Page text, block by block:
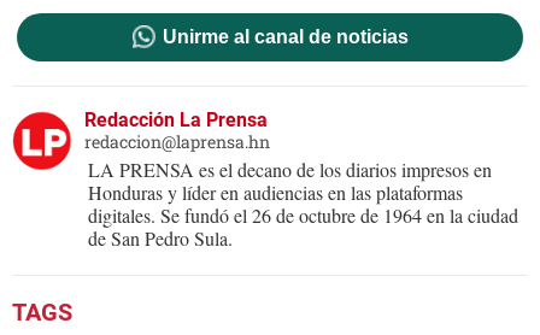
Unirme al canal de noticias
Redacción La Prensa
redaccion@laprensa.hn
LA PRENSA es el decano de los diarios impresos en
Honduras y líder en audiencias en las plataformas
digitales. Se fundó el 26 de octubre de 1964 en la ciudad
de San Pedro Sula.